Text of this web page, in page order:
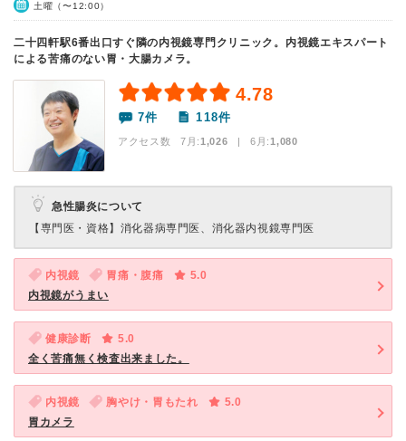
土曜（〜12:00）
二十四軒駅6番出口すぐ隣の内視鏡専門クリニック。内視鏡エキスパート
による苦痛のない胃・大腸カメラ。
4.78
7件 118件
アクセス数 7月:1,026 | 6月:1,080
急性腸炎について
【専門医・資格】 消化器病専門医、消化器内視鏡専門医
内視鏡 胃痛・腹痛
5.0
内視鏡がうまい
健康診断
5.0
全く苦痛無く検査出来ました。
内視鏡 胸やけ・胃もたれ
5.0
胃カメラ